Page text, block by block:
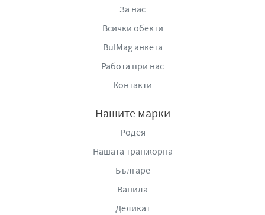
За нас
Всички обекти
BulMag анкета
Работа при нас
Контакти
Нашите марки
Родея
Нашата транжорна
Българе
Ванила
Деликат